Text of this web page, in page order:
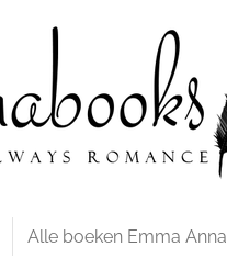
Alle boeken Emma Anna